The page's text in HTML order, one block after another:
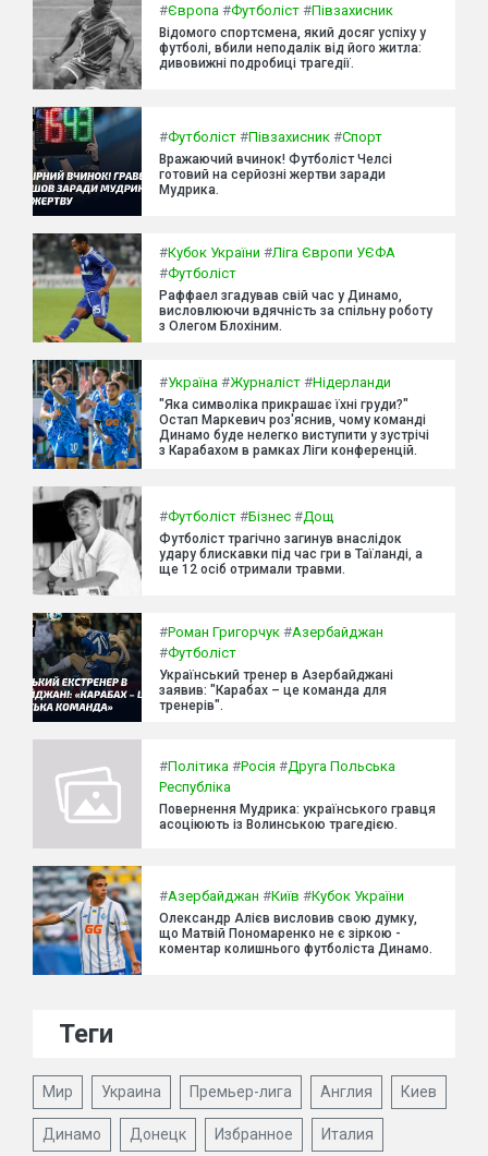
#Європа #Футболіст #Півзахисник
Відомого спортсмена, який досяг успіху у
футболі, вбили неподалік від його житла:
дивовижні подробиці трагедії.
#Футболіст #Півзахисник #Спорт
Вражаючий вчинок! Футболіст Челсі
готовий на серйозні жертви заради
Мудрика.
#Кубок України #Ліга Європи УЄФА
#Футболіст
Раффаел згадував свій час у Динамо,
висловлюючи вдячність за спільну роботу
з Олегом Блохіним.
#Україна #Журналіст #Нідерланди
"Яка символіка прикрашає їхні груди?"
Остап Маркевич роз'яснив, чому команді
Динамо буде нелегко виступити у зустрічі
з Карабахом в рамках Ліги конференцій.
#Футболіст #Бізнес #Дощ
Футболіст трагічно загинув внаслідок
удару блискавки під час гри в Таїланді, а
ще 12 осіб отримали травми.
#Роман Григорчук #Азербайджан
#Футболіст
Український тренер в Азербайджані
заявив: "Карабах – це команда для
тренерів".
#Політика #Росія #Друга Польська
Республіка
Повернення Мудрика: українського гравця
асоціюють із Волинською трагедією.
#Азербайджан #Київ #Кубок України
Олександр Алієв висловив свою думку,
що Матвій Пономаренко не є зіркою -
коментар колишнього футболіста Динамо.
Теги
Мир Украина Премьер-лига Англия Киев
Динамо Донецк Избранное Италия